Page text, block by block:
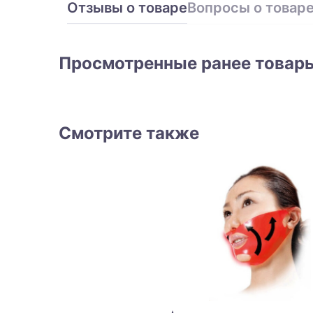
Отзывы о товареВопросы о
Просмотренные ранее
Смотрите также